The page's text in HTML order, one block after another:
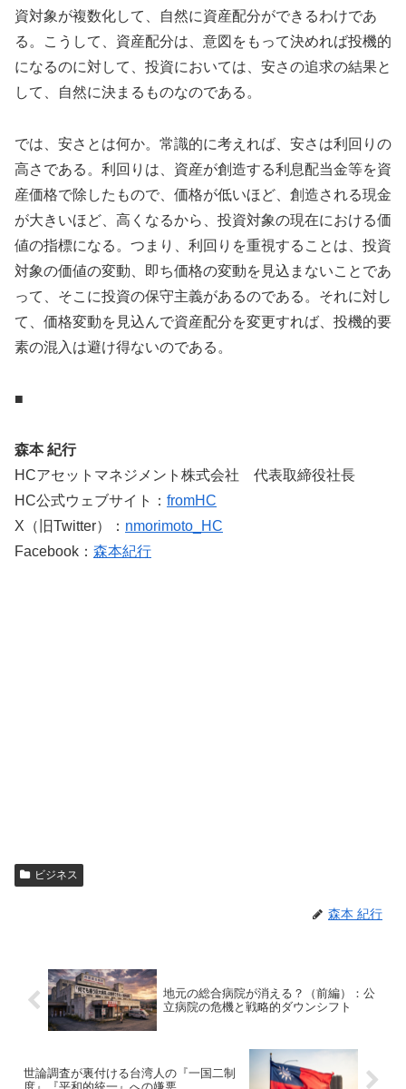
資対象が複数化して、自然に資産配分ができるわけであ
る。こうして、資産配分は、意図をもって決めれば投機的
になるのに対して、投資においては、安さの追求の結果と
して、自然に決まるものなのである。
では、安さとは何か。常識的に考えれば、安さは利回りの
高さである。利回りは、資産が創造する利息配当金等を資
産価格で除したもので、価格が低いほど、創造される現金
が大きいほど、高くなるから、投資対象の現在における価
値の指標になる。つまり、利回りを重視することは、投資
対象の価値の変動、即ち価格の変動を見込まないことであ
って、そこに投資の保守主義があるのである。それに対し
て、価格変動を見込んで資産配分を変更すれば、投機的要
素の混入は避け得ないのである。
■
森本 紀行
HCアセットマネジメント株式会社 代表取締役社長
HC公式ウェブサイト： fromHC
X（旧Twitter）： nmorimoto_HC
Facebook： 森本紀行
ビジネス
森本 紀行
地元の総合病院が消える？（前編）：公
立病院の危機と戦略的ダウンシフト
世論調査が裏付ける台湾人の『一国二制